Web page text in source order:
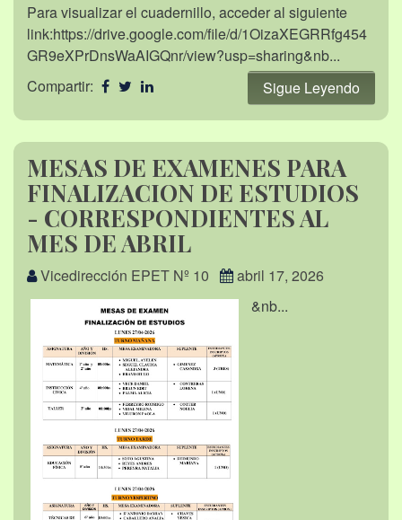
Para visualizar el cuadernillo, acceder al siguiente
link:https://drive.google.com/file/d/1OizaXEGRRfg454
GR9eXPrDnsWaAIGQnr/view?usp=sharing&nb...
Compartir:
Sigue Leyendo
MESAS DE EXAMENES PARA
FINALIZACION DE ESTUDIOS
- CORRESPONDIENTES AL
MES DE ABRIL
Vicedirección EPET Nº 10
abril 17, 2026
&nb...